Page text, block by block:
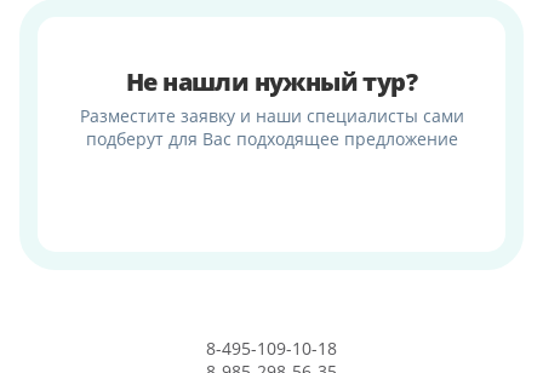
Не нашли нужный тур?
Разместите заявку и наши специалисты сами
подберут для Вас подходящее предложение
8-495-109-10-18